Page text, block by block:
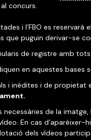
concurs.
i l’FBO es
que puguin derivar-se
de registre amb
en aquestes bases
i inèdites i de propietat
de la
En cas
dels vídeos